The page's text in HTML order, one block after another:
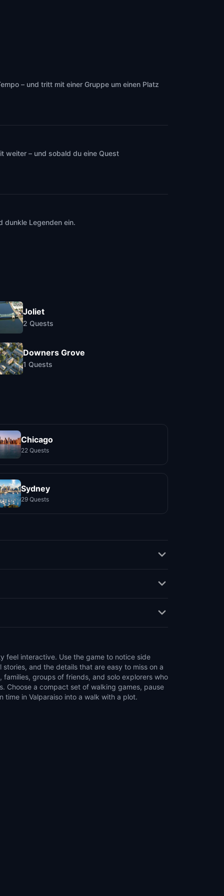
– und tritt mit einer Gruppe um einen Platz
weiter – und sobald du eine Quest
dunkle Legenden ein.
Joliet
2 Quests
Downers Grove
1 Quests
Chicago
22 Quests
Sydney
29 Quests
time in Valparaiso into a walk with a plot.